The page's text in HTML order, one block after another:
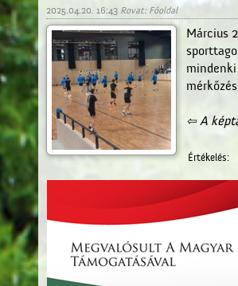
2025.04.20. 16:43 Rovat: Főoldal
Március
⇦ A
Értékelés: